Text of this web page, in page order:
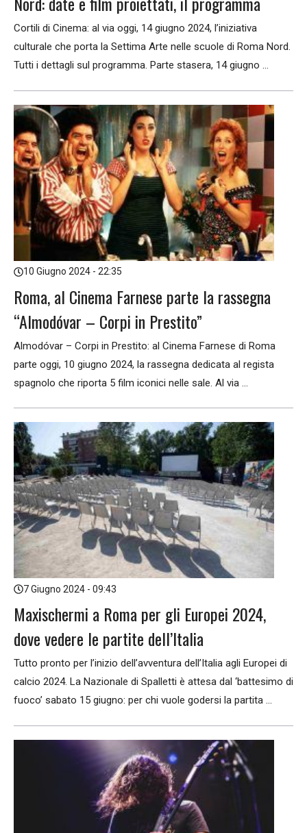
Cortili di Cinema: al via oggi, 14 giugno 2024, l’iniziativa
culturale che porta la Settima Arte nelle scuole di Roma Nord.
Tutti i dettagli sul programma. Parte stasera, 14 giugno ...
10 Giugno 2024 - 22:35
Roma, al Cinema Farnese parte la rassegna
“Almodóvar – Corpi in Prestito”
Almodóvar – Corpi in Prestito: al Cinema Farnese di Roma
parte oggi, 10 giugno 2024, la rassegna dedicata al regista
spagnolo che riporta 5 film iconici nelle sale. Al via ...
7 Giugno 2024 - 09:43
Maxischermi a Roma per gli Europei 2024,
dove vedere le partite dell’Italia
Tutto pronto per l’inizio dell’avventura dell’Italia agli Europei di
calcio 2024. La Nazionale di Spalletti è attesa dal ‘battesimo di
fuoco’ sabato 15 giugno: per chi vuole godersi la partita ...